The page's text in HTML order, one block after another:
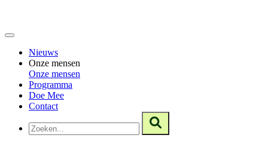
Nieuws
Onze mensen
Onze mensen
Programma
Doe Mee
Contact